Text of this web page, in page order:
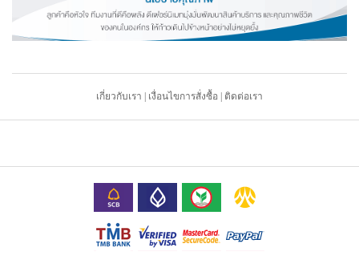
เกี่ยวกับเรา เงื่อนไขการสั่งซื้อ ติดต่อเรา